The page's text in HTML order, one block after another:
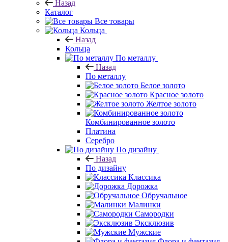
Назад
Каталог
Все товары
Кольца
Назад
Кольца
По металлу
Назад
По металлу
Белое золото
Красное золото
Желтое золото
Комбинированное золото
Платина
Серебро
По дизайну
Назад
По дизайну
Классика
Дорожка
Обручальное
Малинки
Самородки
Эксклюзив
Мужские